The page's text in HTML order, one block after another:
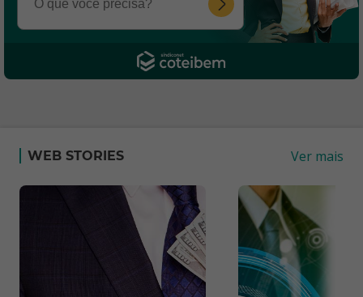
WEB STORIES Ver mais